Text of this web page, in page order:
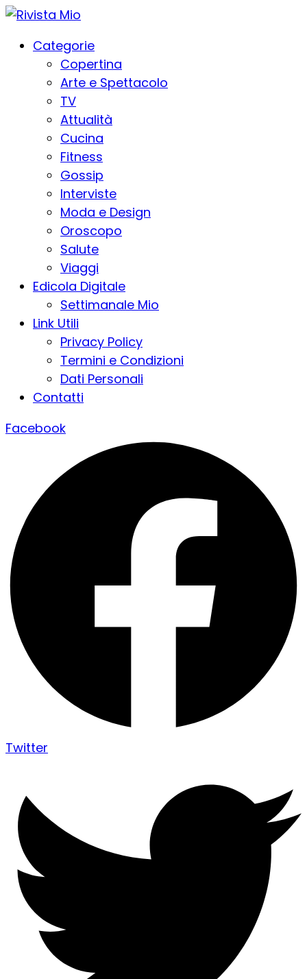
Categorie
Copertina
Arte e Spettacolo
TV
Attualità
Cucina
Fitness
Gossip
Interviste
Moda e Design
Oroscopo
Salute
Viaggi
Edicola Digitale
Settimanale Mio
Link Utili
Privacy Policy
Termini e Condizioni
Dati Personali
Contatti
Facebook
Twitter